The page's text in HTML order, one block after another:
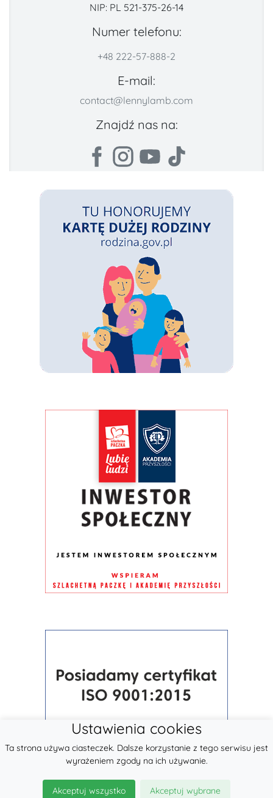
NIP: PL 521-375-26-14
Numer telefonu:
+48 222-57-888-2
E-mail:
contact@lennylamb.com
Znajdź nas na:
Ustawienia cookies
Ta strona używa ciasteczek. Dalsze korzystanie z tego serwisu jest
wyrażeniem zgody na ich używanie.
Akceptuj wszystko Akceptuj wybrane